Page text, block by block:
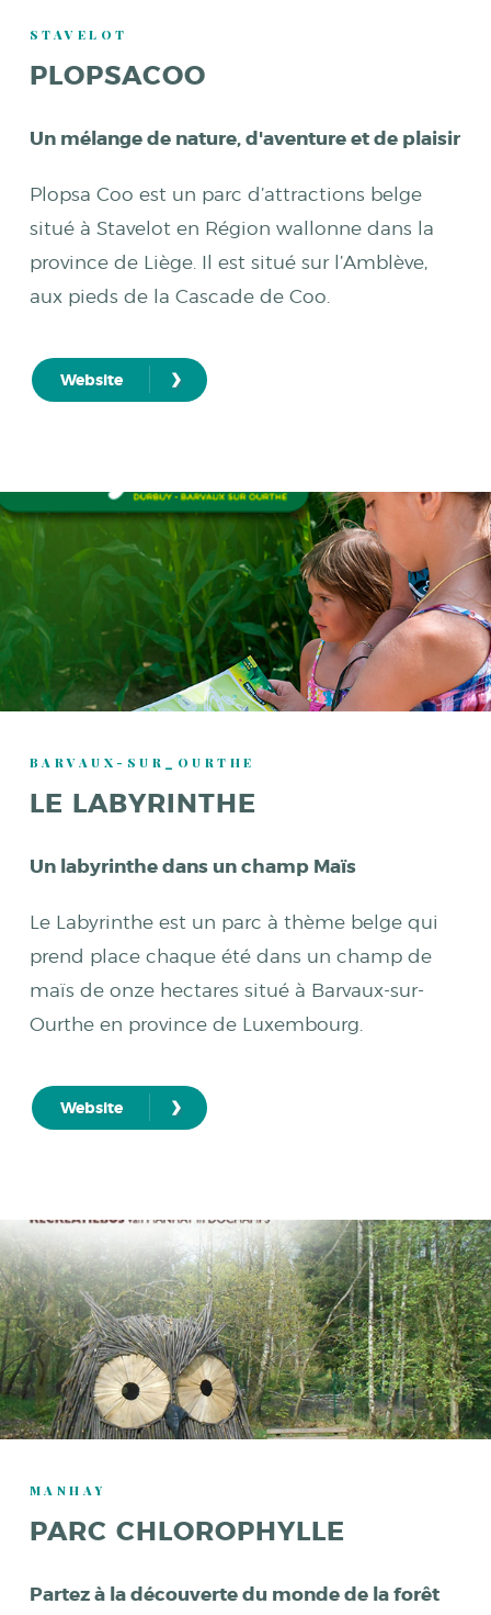
STAVELOT
PLOPSACOO
Un mélange de nature, d'aventure et de plaisir
Plopsa Coo est un parc d’attractions belge
situé à Stavelot en Région wallonne dans la
province de Liège. Il est situé sur l’Amblève,
aux pieds de la Cascade de Coo.
Website ›
BARVAUX-SUR_OURTHE
LE LABYRINTHE
Un labyrinthe dans un champ Maïs
Le Labyrinthe est un parc à thème belge qui
prend place chaque été dans un champ de
maïs de onze hectares situé à Barvaux-sur-
Ourthe en province de Luxembourg.
Website ›
MANHAY
PARC CHLOROPHYLLE
Partez à la découverte du monde de la forêt